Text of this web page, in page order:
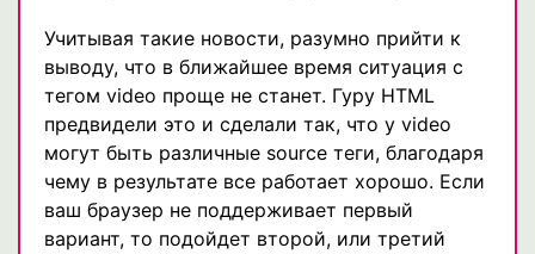
Учитывая такие новости, разумно прийти к
выводу, что в ближайшее время ситуация с
тегом video проще не станет. Гуру HTML
предвидели это и сделали так, что у video
могут быть различные source теги, благодаря
чему в результате все работает хорошо. Если
ваш браузер не поддерживает первый
вариант, то подойдет второй, или третий